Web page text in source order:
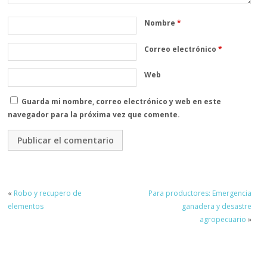
Nombre*
Correo electrónico*
Web
Guarda mi nombre, correo electrónico y web en este
navegador para la próxima vez que comente.
« Robo y recupero de
elementos
Para productores: Emergencia
ganadera y desastre
agropecuario »